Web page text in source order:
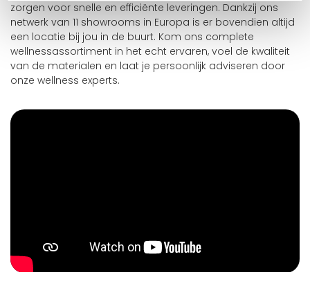
zorgen voor snelle en efficiënte leveringen. Dankzij ons
netwerk van 11 showrooms in Europa is er bovendien altijd
een locatie bij jou in de buurt. Kom ons complete
wellnessassortiment in het echt ervaren, voel de kwaliteit
van de materialen en laat je persoonlijk adviseren door
onze wellness experts.